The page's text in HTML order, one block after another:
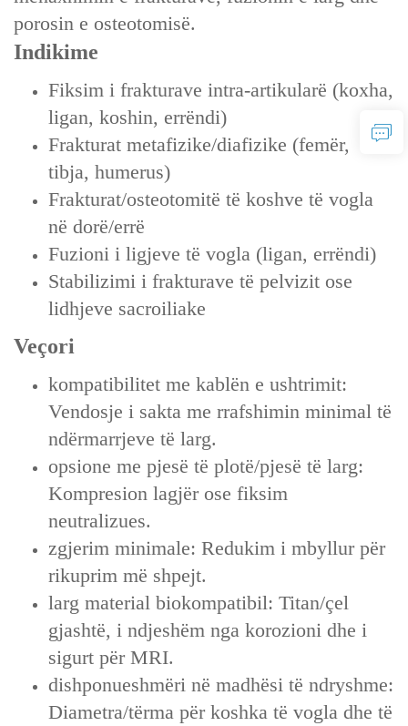
porosin e osteotomisë.
Indikime
Fiksim i frakturave intra-artikularë (koxha,
ligan, koshin, errëndi)
Frakturat metafizike/diafizike (femër,
tibja, humerus)
Frakturat/osteotomitë të koshve të vogla
në dorë/errë
Fuzioni i ligjeve të vogla (ligan, errëndi)
Stabilizimi i frakturave të pelvizit ose
lidhjeve sacroiliake
Veçori
kompatibilitet me kablën e ushtrimit:
Vendosje i sakta me rrafshimin minimal të
ndërmarrjeve të larg.
opsione me pjesë të plotë/pjesë të larg:
Kompresion lagjër ose fiksim
neutralizues.
zgjerim minimale: Redukim i mbyllur për
rikuprim më shpejt.
larg material biokompatibil: Titan/çel
gjashtë, i ndjeshëm nga korozioni dhe i
sigurt për MRI.
dishponueshmëri në madhësi të ndryshme:
Diametra/tërma për koshka të vogla dhe të